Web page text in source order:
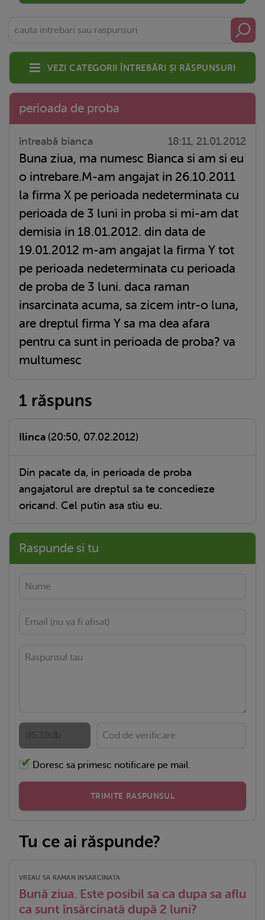
Vezi categorii întrebări și răspunsuri
perioada de proba
întreabă bianca 18:11, 21.01.2012
Buna ziua, ma numesc Bianca si am si eu
o intrebare.M-am angajat in 26.10.2011
la firma X pe perioada nedeterminata cu
perioada de 3 luni in proba si mi-am dat
demisia in 18.01.2012. din data de
19.01.2012 m-am angajat la firma Y tot
pe perioada nedeterminata cu perioada
de proba de 3 luni. daca raman
insarcinata acuma, sa zicem intr-o luna,
are dreptul firma Y sa ma dea afara
pentru ca sunt in perioada de proba? va
multumesc
1 răspuns
Ilinca (20:50, 07.02.2012)
Din pacate da, in perioada de proba
angajatorul are dreptul sa te concedieze
oricand. Cel putin asa stiu eu.
Raspunde si tu
Doresc sa primesc notificare pe mail.
TRIMITE RASPUNSUL
Tu ce ai răspunde?
VREAU SA RAMAN INSARCINATA
Bună ziua. Este posibil sa ca dupa sa aflu
ca sunt însărcinată după 2 luni?